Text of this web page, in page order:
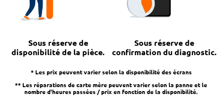
Sous réserve de
disponibilité de la pièce.
Sous réserve de
confirmation du diagnostic.
* Les prix peuvent varier selon la disponibilité des écrans
** Les réparations de carte mère peuvent varier selon la panne et le
nombre d'heures passées / prix en fonction de la disponibilité.